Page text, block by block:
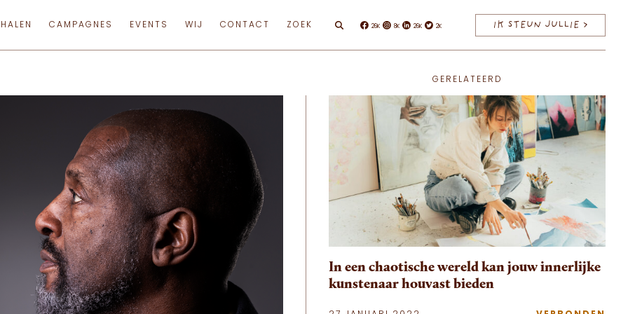
CAMPAGNES EVENTS WIJ CONTACT ZOEK Facebook
26K Instagram
8K Linkedin
26K Twitter
2K IK STEUN JULLIE >
GERELATEERD
In een chaotische wereld kan jouw innerlijke
kunstenaar houvast bieden